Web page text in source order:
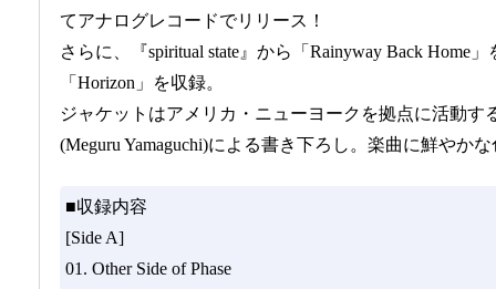
てアナログレコードでリリース！
さらに、『spiritual state』から「Rainyway Back Home
「Horizon」を収録。
ジャケットはアメリカ・ニューヨークを拠点に活動す
(Meguru Yamaguchi)による書き下ろし。楽曲に鮮やか
■収録内容
[Side A]
01. Other Side of Phase